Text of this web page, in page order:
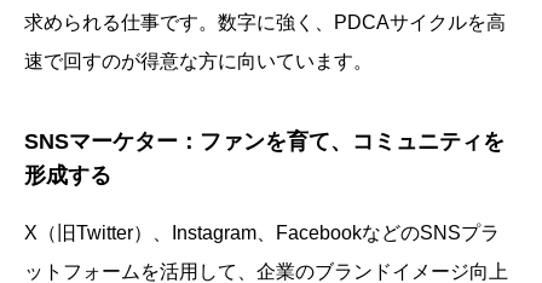
求められる仕事です。数字に強く、PDCAサイクルを高
速で回すのが得意な方に向いています。
SNSマーケター：ファンを育て、コミュニティを
形成する
X（旧Twitter）、Instagram、FacebookなどのSNSプラ
ットフォームを活用して、企業のブランドイメージ向上